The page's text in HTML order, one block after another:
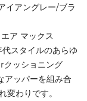
イアングレー/ブラ
ア マックス
スタイルのあらゆ
クッショニング
アッパーを組み合
変わりです。